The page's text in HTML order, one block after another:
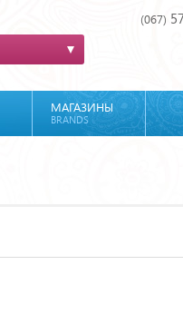
(067)
МАГАЗИНЫ
BRANDS